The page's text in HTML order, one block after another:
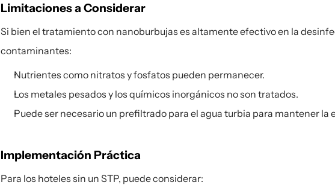
Limitaciones a Considerar
Si bien el tratamiento con nanoburbujas es altamente efectivo en la
contaminantes:
Nutrientes como nitratos y fosfatos pueden permanecer.
Los metales pesados y los químicos inorgánicos no son tratados.
Puede ser necesario un prefiltrado para el agua turbia para mantener la
Implementación Práctica
Para los hoteles sin un STP, puede considerar: